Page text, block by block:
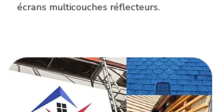
écrans multicouches réflecteurs.